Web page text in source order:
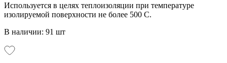
Используется в целях теплоизоляции при температуре
изолируемой поверхности не более 500 С.
В наличии: 91 шт